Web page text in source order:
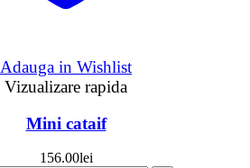
Adauga in Wishlist
Vizualizare rapida
Mini cataif
156.00lei